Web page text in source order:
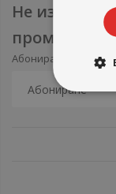
Не
промоции
Абонирайте се за